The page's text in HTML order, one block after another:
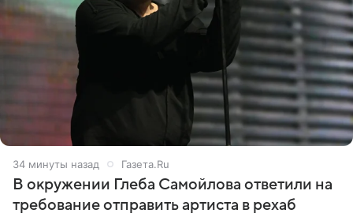
34 минуты назад Газета.Ru
В окружении Глеба Самойлова ответили на
требование отправить артиста в рехаб